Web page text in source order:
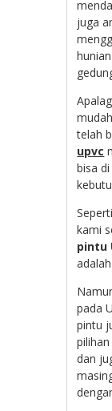
juga
telah
upvc
bisa
kami
pintu
pada
pintu
dan